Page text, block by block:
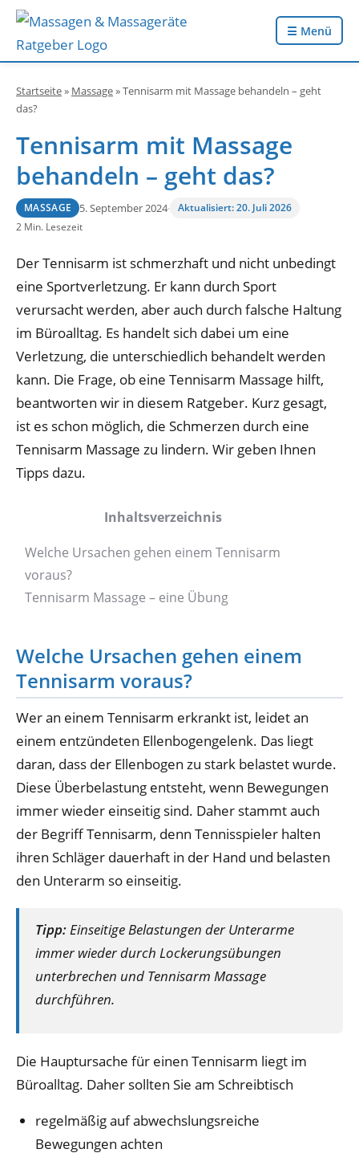
☰ Menü
Startseite» Massage»Tennisarm mit Massage behandeln – geht
das?
Tennisarm mit Massage
behandeln – geht das?
MASSAGE 5. September 2024·
Aktualisiert: 20. Juli 2026
2 Min. Lesezeit
Der Tennisarm ist schmerzhaft und nicht unbedingt
eine Sportverletzung. Er kann durch Sport
verursacht werden, aber auch durch falsche Haltung
im Büroalltag. Es handelt sich dabei um eine
Verletzung, die unterschiedlich behandelt werden
kann. Die Frage, ob eine Tennisarm Massage hilft,
beantworten wir in diesem Ratgeber. Kurz gesagt,
ist es schon möglich, die Schmerzen durch eine
Tennisarm Massage zu lindern. Wir geben Ihnen
Tipps dazu.
Inhaltsverzeichnis
Welche Ursachen gehen einem Tennisarm
voraus?
Tennisarm Massage – eine Übung
Welche Ursachen gehen einem
Tennisarm voraus?
Wer an einem Tennisarm erkrankt ist, leidet an
einem entzündeten Ellenbogengelenk. Das liegt
daran, dass der Ellenbogen zu stark belastet wurde.
Diese Überbelastung entsteht, wenn Bewegungen
immer wieder einseitig sind. Daher stammt auch
der Begriff Tennisarm, denn Tennisspieler halten
ihren Schläger dauerhaft in der Hand und belasten
den Unterarm so einseitig.
Tipp:Einseitige Belastungen der Unterarme
immer wieder durch Lockerungsübungen
unterbrechen und Tennisarm Massage
durchführen.
Die Hauptursache für einen Tennisarm liegt im
Büroalltag. Daher sollten Sie am Schreibtisch
regelmäßig auf abwechslungsreiche
Bewegungen achten